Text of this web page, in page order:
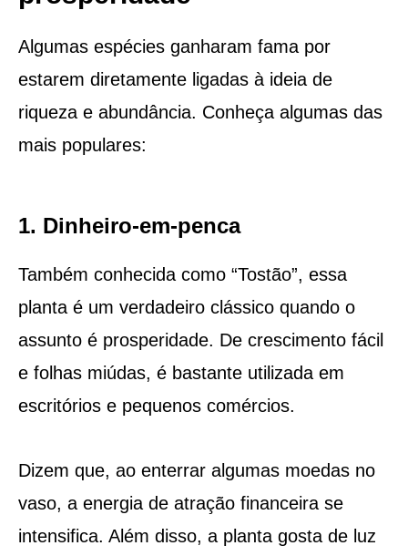
Algumas espécies ganharam fama por
estarem diretamente ligadas à ideia de
riqueza e abundância. Conheça algumas das
mais populares:
1. Dinheiro-em-penca
Também conhecida como “Tostão”, essa
planta é um verdadeiro clássico quando o
assunto é prosperidade. De crescimento fácil
e folhas miúdas, é bastante utilizada em
escritórios e pequenos comércios.
Dizem que, ao enterrar algumas moedas no
vaso, a energia de atração financeira se
intensifica. Além disso, a planta gosta de luz